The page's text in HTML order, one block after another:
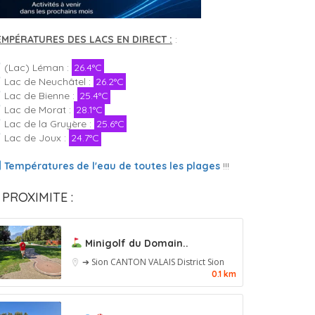
DES LACS EN DIRECT : :
(Lac) Léman : 26.4°C
Lac de Neuchâtel : 26.2°C
Lac de Bienne : 25.4°C
Lac de Morat : 28.1°C
Lac de la Gruyère : 25.6°C
Lac de Joux : 24.7°C
Températures de l'eau de toutes les plages!!!
:
Minigolf du Domain..
➔ Sion CANTON VALAIS District Sion
0.1 km